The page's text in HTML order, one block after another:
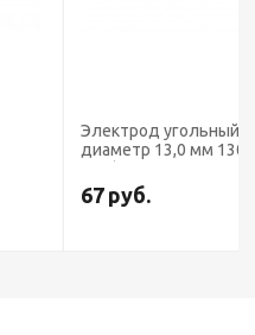
угольный
10,0 мм